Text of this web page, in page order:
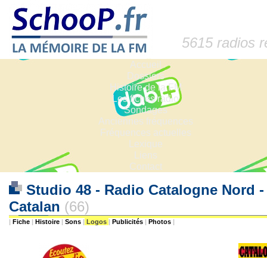
5615 radios
Accueil
Dossiers
Histoire de la FM
Les fiches radio
Sondages
Anciennes fréquences
Fréquences actuelles
Lexique
Liens
Contact
Studio 48 - Radio Catalogne Nord
Catalan (66)
| Fiche | Histoire | Sons | Logos | Publicités | Photos |